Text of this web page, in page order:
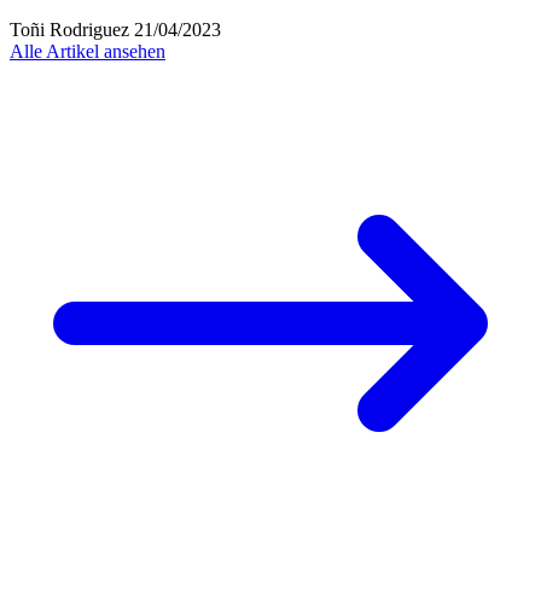
Toñi Rodriguez 21/04/2023
Alle Artikel ansehen